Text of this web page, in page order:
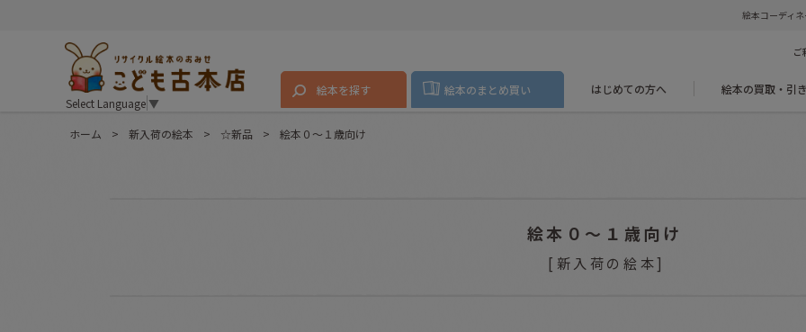
絵本コーディ
Select Language▼
ご
絵本を探す 絵本のまとめ買い はじめての方へ 絵本の買取・引
ホーム > 新入荷の絵本 > ☆新品 > 絵本０〜１歳向け
絵本０〜１歳向け
[ 新入荷の絵本]